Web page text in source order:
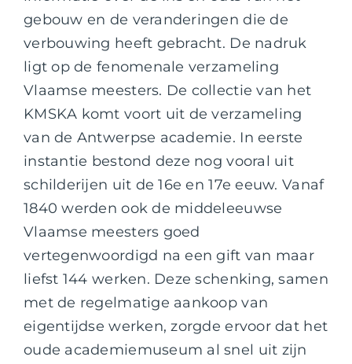
gebouw en de veranderingen die de
verbouwing heeft gebracht. De nadruk
ligt op de fenomenale verzameling
Vlaamse meesters. De collectie van het
KMSKA komt voort uit de verzameling
van de Antwerpse academie. In eerste
instantie bestond deze nog vooral uit
schilderijen uit de 16e en 17e eeuw. Vanaf
1840 werden ook de middeleeuwse
Vlaamse meesters goed
vertegenwoordigd na een gift van maar
liefst 144 werken. Deze schenking, samen
met de regelmatige aankoop van
eigentijdse werken, zorgde ervoor dat het
oude academiemuseum al snel uit zijn